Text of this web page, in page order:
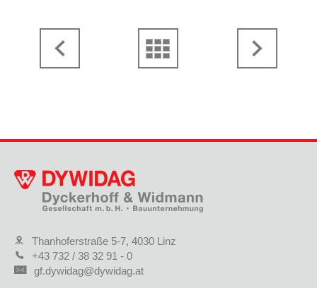
Thanhoferstraße 5-7, 4030 Linz
+43 732 / 38 32 91 - 0
gf.dywidag@dywidag.at